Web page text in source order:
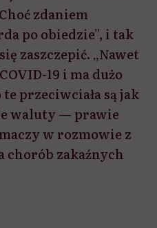
zdaniem
po obiedzie”, i tak
zaszczepić. „Nawet
19 i ma dużo
przeciwciała są jak
waluty — prawie
w rozmowie z
chorób zakaźnych